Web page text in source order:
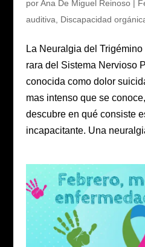
porAna De Miguel Reinoso|
auditiva
Discapacidad
La Neuralgia del
rara del Sistema Nervioso
conocida como dolor
mas intenso que se
descubre en qué consiste
incapacitante. Una